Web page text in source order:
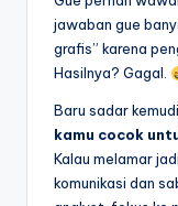
jawaban gue
grafis” karena
Hasilnya? Gagal.
Baru sadar
kamu cocok
Kalau melamar
komunikasi dan